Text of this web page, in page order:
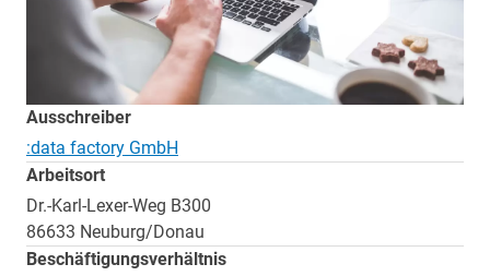
Ausschreiber
:data factory GmbH
Arbeitsort
Dr.-Karl-Lexer-Weg B300
86633 Neuburg/Donau
Beschäftigungsverhältnis